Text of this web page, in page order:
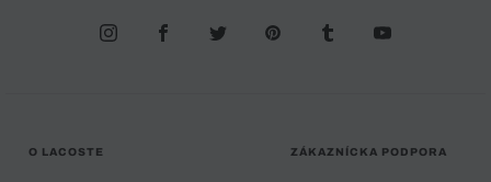
O LACOSTE ZÁKAZNÍCKA PODPORA